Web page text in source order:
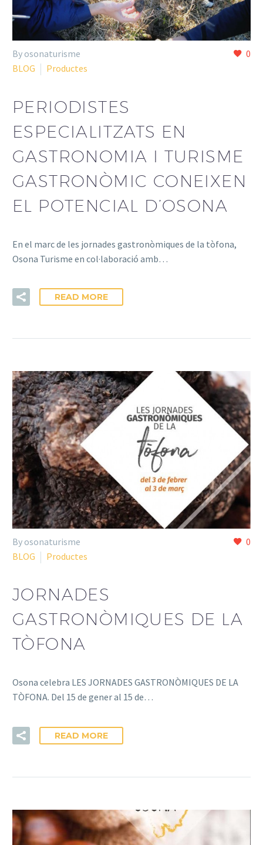
0
By osonaturisme
BLOG
Productes
PERIODISTES
ESPECIALITZATS EN
GASTRONOMIA I TURISME
GASTRONÒMIC CONEIXEN
EL POTENCIAL D’OSONA
En el marc de les jornades gastronòmiques de la tòfona,
Osona Turisme en col·laboració amb…
READ MORE
0
By osonaturisme
BLOG
Productes
JORNADES
GASTRONÒMIQUES DE LA
TÒFONA
Osona celebra LES JORNADES GASTRONÒMIQUES DE LA
TÒFONA. Del 15 de gener al 15 de…
READ MORE